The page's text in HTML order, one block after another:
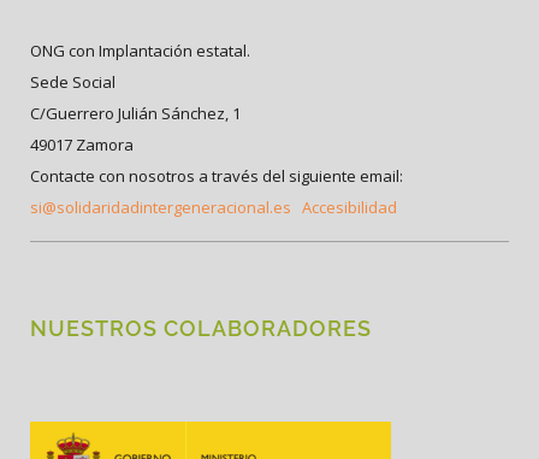
ONG con Implantación estatal.
Sede Social
C/Guerrero Julián Sánchez, 1
49017 Zamora
Contacte con nosotros a través del siguiente email:
si@solidaridadintergeneracional.es Accesibilidad
NUESTROS COLABORADORES